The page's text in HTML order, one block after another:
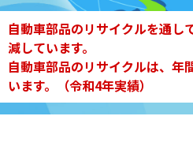
自動車部品のリサイクルを通して
減しています。
自動車部品のリサイクルは、年
います。（令和4年実績）